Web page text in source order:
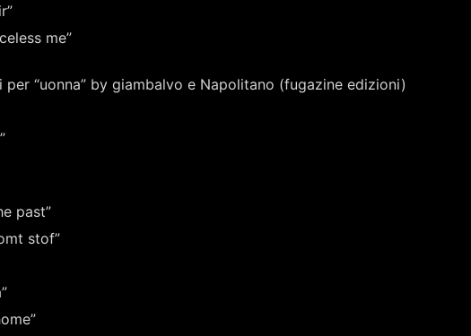
me”
“uonna” by giambalvo e Napolitano (fugazine edizioni)
past”
stof”